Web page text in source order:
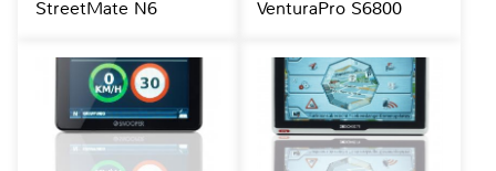
StreetMate N6
VenturaPro S6800